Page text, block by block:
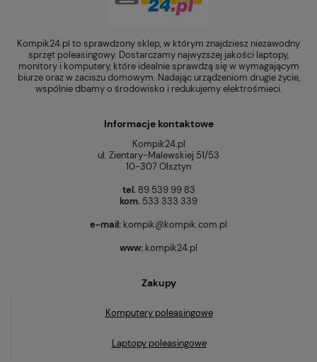
Kompik24.pl to sprawdzony sklep, w którym znajdziesz niezawodny
sprzęt poleasingowy. Dostarczamy najwyższej jakości laptopy,
monitory i komputery, które idealnie sprawdzą się w wymagającym
biurze oraz w zaciszu domowym. Nadając urządzeniom drugie życie,
wspólnie dbamy o środowisko i redukujemy elektrośmieci.
Informacje kontaktowe
Kompik24.pl
ul. Zientary-Malewskiej 51/53
10-307 Olsztyn
tel. 89 539 99 83
kom. 533 333 339
e-mail: kompik@kompik.com.pl
www: kompik24.pl
Zakupy
Komputery poleasingowe
Laptopy poleasingowe